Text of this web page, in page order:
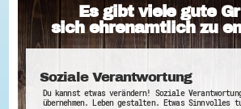
Es gibt viele gute
sich ehrenamtlich zu
Soziale Verantwortung
Du kannst etwas verändern! Soziale
übernehmen. Leben gestalten. Etwas Sinnvolles